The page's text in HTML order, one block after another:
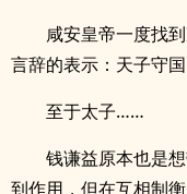
咸安皇帝一度找
言辞的表示：天子守
至于太子……
钱谦益原本也是
到作用，但在互相制